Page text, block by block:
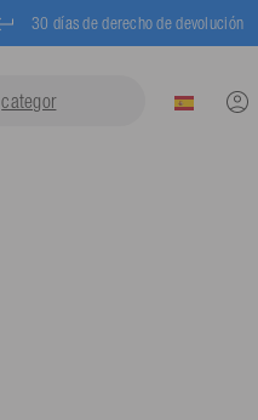
30 días de derecho de devolución
chalecos s